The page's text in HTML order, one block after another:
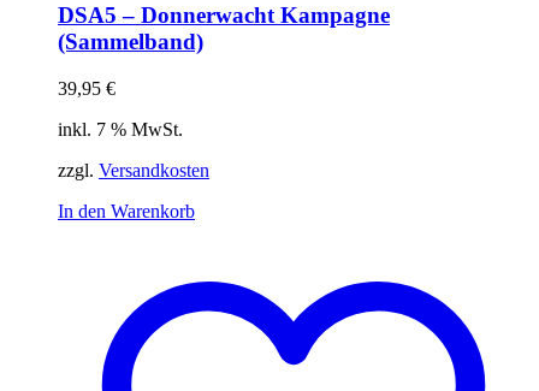
DSA5 – Donnerwacht Kampagne
(Sammelband)
39,95 €
inkl. 7 % MwSt.
zzgl. Versandkosten
In den Warenkorb